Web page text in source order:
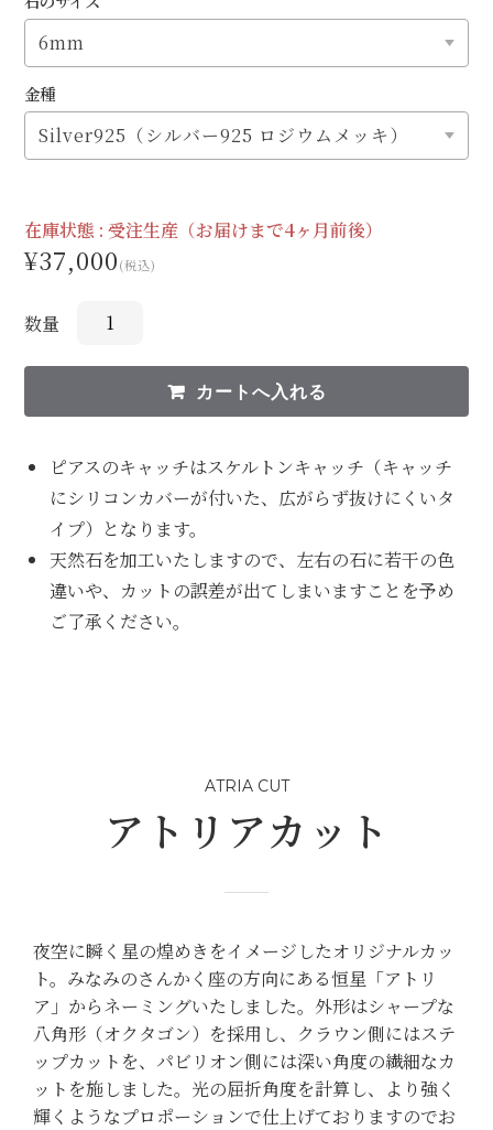
金種
在庫状態 :受注生産（お届けまで4ヶ月前後）
¥37,000(税込)
数量
ピアスのキャッチはスケルトンキャッチ（キャッチ
にシリコンカバーが付いた、広がらず抜けにくいタ
イプ）となります。
天然石を加工いたしますので、左右の石に若干の色
違いや、カットの誤差が出てしまいますことを予め
ご了承ください。
ATRIA CUT
アトリアカット
夜空に瞬く星の煌めきをイメージしたオリジナルカッ
ト。みなみのさんかく座の方向にある恒星「アトリ
ア」からネーミングいたしました。外形はシャープな
八角形（オクタゴン）を採用し、クラウン側にはステ
ップカットを、パビリオン側には深い角度の繊細なカ
ットを施しました。光の屈折角度を計算し、より強く
輝くようなプロポーションで仕上げておりますのでお